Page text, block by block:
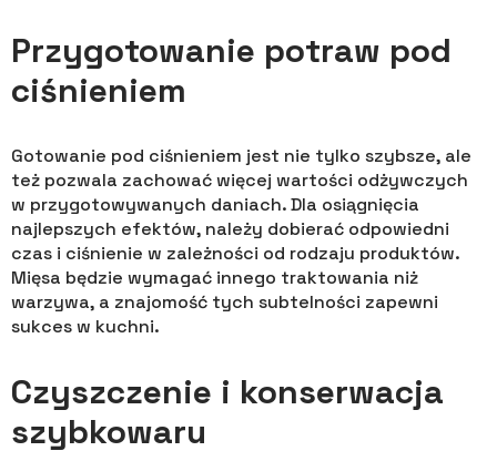
Przygotowanie potraw pod
ciśnieniem
Gotowanie pod ciśnieniem jest nie tylko szybsze, ale
też pozwala zachować więcej wartości odżywczych
w przygotowywanych daniach. Dla osiągnięcia
najlepszych efektów, należy dobierać odpowiedni
czas i ciśnienie w zależności od rodzaju produktów.
Mięsa będzie wymagać innego traktowania niż
warzywa, a znajomość tych subtelności zapewni
sukces w kuchni.
Czyszczenie i konserwacja
szybkowaru